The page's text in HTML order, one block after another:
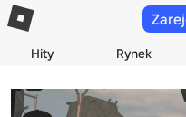
Hity Rynek